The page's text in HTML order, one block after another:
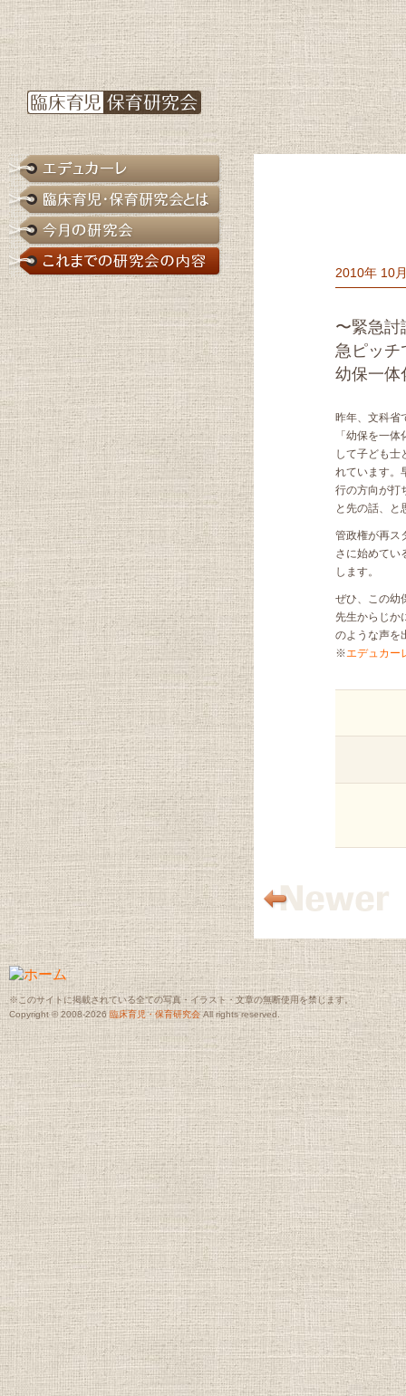
2010年 10
〜緊急
急ピッチ
幼保一体
昨年、文科省
「幼保を一
して子ども士
れています。
行の方向が打
と先の話、と
管政権が再ス
さに始めてい
します。
ぜひ、この幼
先生からじか
のような声を
※エデュカー
※このサイトに掲載されている全ての写真・イラスト・文章の無断使用を禁じます。
Copyright © 2008-2026臨床育児・保育研究会All rights reserved.